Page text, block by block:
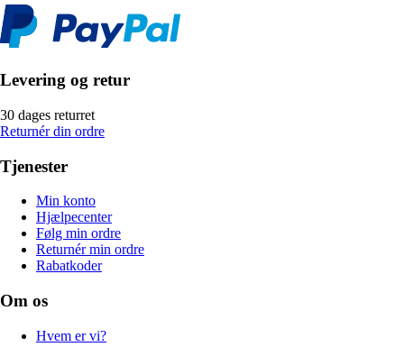
Levering og retur
30 dages returret
Returnér din ordre
Tjenester
Min konto
Hjælpecenter
Følg min ordre
Returnér min ordre
Rabatkoder
Om os
Hvem er vi?